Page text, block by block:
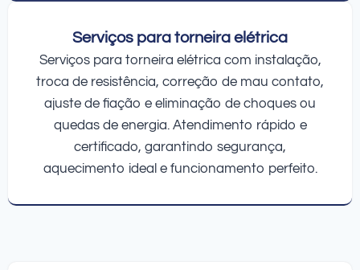
Serviços para torneira elétrica
Serviços para torneira elétrica com instalação,
troca de resistência, correção de mau contato,
ajuste de fiação e eliminação de choques ou
quedas de energia. Atendimento rápido e
certificado, garantindo segurança,
aquecimento ideal e funcionamento perfeito.